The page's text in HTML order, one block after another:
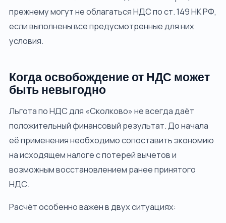
прежнему могут не облагаться НДС по ст. 149 НК РФ,
если выполнены все предусмотренные для них
условия.
Когда освобождение от НДС может
быть невыгодно
Льгота по НДС для «Сколково» не всегда даёт
положительный финансовый результат. До начала
её применения необходимо сопоставить экономию
на исходящем налоге с потерей вычетов и
возможным восстановлением ранее принятого
НДС.
Расчёт особенно важен в двух ситуациях: